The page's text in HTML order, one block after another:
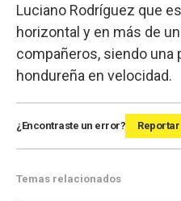
Luciano Rodríguez que
horizontal y en más de
compañeros, siendo una
hondureña en velocidad.
¿Encontraste un error? Reportar
Temas relacionados